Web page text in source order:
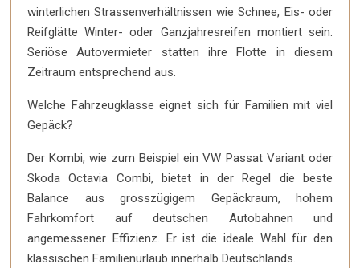
winterlichen Strassenverhältnissen wie Schnee, Eis- oder
Reifglätte Winter- oder Ganzjahresreifen montiert sein.
Seriöse Autovermieter statten ihre Flotte in diesem
Zeitraum entsprechend aus.
Welche Fahrzeugklasse eignet sich für Familien mit viel
Gepäck?
Der Kombi, wie zum Beispiel ein VW Passat Variant oder
Skoda Octavia Combi, bietet in der Regel die beste
Balance aus grosszügigem Gepäckraum, hohem
Fahrkomfort auf deutschen Autobahnen und
angemessener Effizienz. Er ist die ideale Wahl für den
klassischen Familienurlaub innerhalb Deutschlands.